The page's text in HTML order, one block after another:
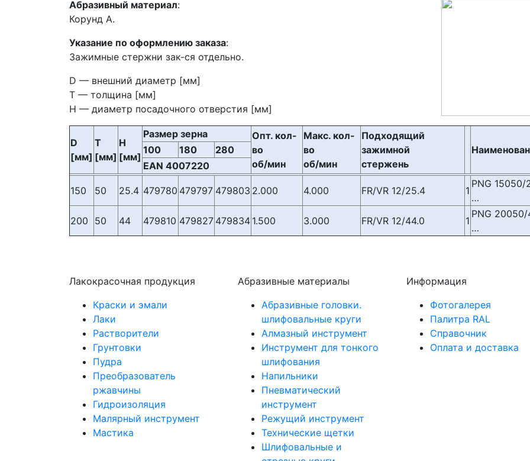
Абразивный материал:
Корунд A.
Указание по оформлению заказа:
Зажимные стержни зак-ся отдельно.
D — внешний диаметр [мм]
T — толщина [мм]
H — диаметр посадочного отверстия [мм]
D
[мм]
T
[мм]
H
[мм]
Размер зерна
Опт. кол-
во
об/мин
Макс. кол-
во
об/мин
Подходящий
зажимной
стержень
100 180
280
EAN 4007220
150 50 25.4 479780 479797 479803 2.000 4.000 FR/VR 12/25.4 1
PNG 15050/
…
200
50 44 479810 479827 479834 1.500 3.000 FR/VR 12/44.0 1
PNG
…
Лакокрасочная продукция
Краски и эмали
Лаки
Растворители
Грунтовки
Пудра
Преобразователь
ржавчины
Гидроизоляция
Малярный инструмент
Мастика
Абразивные материалы
Абразивные головки.
шлифовальные круги
Алмазный инструмент
Инструмент для тонкого
шлифования
Напильники
Пневматический
инструмент
Режущий инструмент
Технические щетки
Шлифовальные и
Информация
Фотогалерея
Палитра RAL
Справочник
Оплата и доставка